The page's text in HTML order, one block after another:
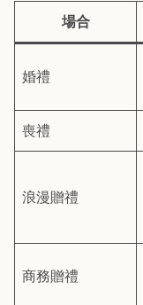
場合
婚禮
喪禮
浪漫贈禮
商務贈禮